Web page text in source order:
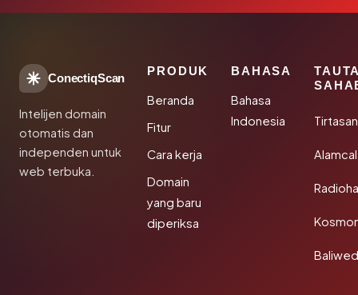
ConectiqScan
Intelijen domain
otomatis dan
independen untuk
web terbuka.
PRODUK
Beranda
Fitur
Cara kerja
Domain
yang baru
diperiksa
BAHASA
Bahasa
Indonesia